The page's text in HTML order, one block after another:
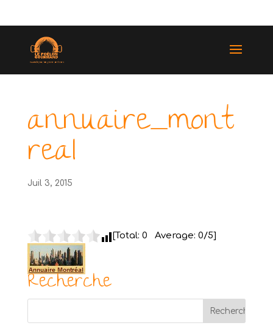
annuaire_mont
real
Juil 3, 2015
[Total: 0 Average: 0/5]
Recherche